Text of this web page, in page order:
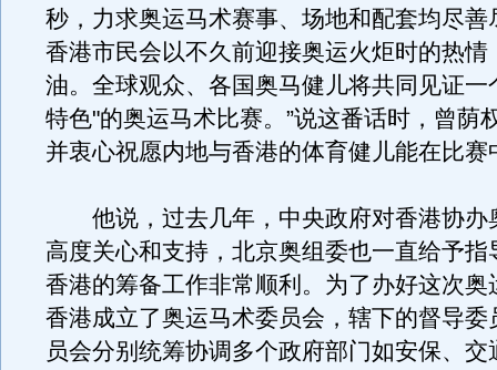
秒，力求奥运马术赛事、场地和配套均尽善
香港市民会以不久前迎接奥运火炬时的热情
油。全球观众、各国奥马健儿将共同见证一
特色"的奥运马术比赛。”说这番话时，曾荫
并衷心祝愿内地与香港的体育健儿能在比赛
他说，过去几年，中央政府对香港协办
高度关心和支持，北京奥组委也一直给予指
香港的筹备工作非常顺利。为了办好这次奥
香港成立了奥运马术委员会，辖下的督导委
员会分别统筹协调多个政府部门如安保、交